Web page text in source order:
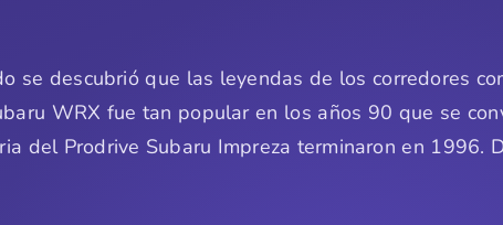
se descubrió que las leyendas de los corredores
WRX fue tan popular en los años 90 que se
del Prodrive Subaru Impreza terminaron en